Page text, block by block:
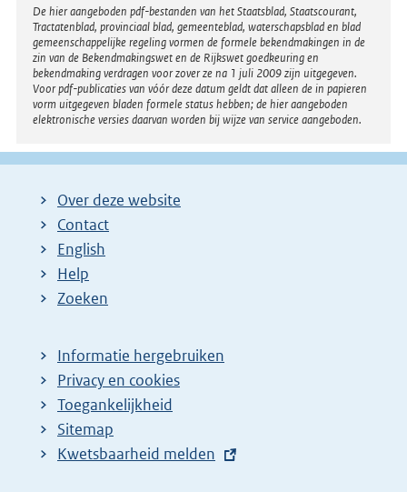
k
:
Disclaimer
De hier aangeboden pdf-bestanden van het Staatsblad, Staatscourant,
Tractatenblad, provinciaal blad, gemeenteblad, waterschapsblad en blad
gemeenschappelijke regeling vormen de formele bekendmakingen in de
zin van de Bekendmakingswet en de Rijkswet goedkeuring en
bekendmaking verdragen voor zover ze na 1 juli 2009 zijn uitgegeven.
Voor pdf-publicaties van vóór deze datum geldt dat alleen de in papieren
vorm uitgegeven bladen formele status hebben; de hier aangeboden
elektronische versies daarvan worden bij wijze van service aangeboden.
Over deze website
Contact
English
Help
Zoeken
Informatie hergebruiken
Privacy en cookies
Toegankelijkheid
Sitemap
E
Kwetsbaarheid melden